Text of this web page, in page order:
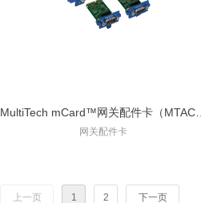
MultiTech mCard™网关配件卡（MTAC系
列）
网关配件卡
上一页 1 2 下一页